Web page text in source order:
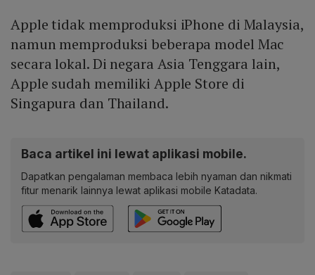
Apple tidak memproduksi iPhone di Malaysia,
namun memproduksi beberapa model Mac
secara lokal. Di negara Asia Tenggara lain,
Apple sudah memiliki Apple Store di
Singapura dan Thailand.
Baca artikel ini lewat aplikasi mobile.
Dapatkan pengalaman membaca lebih nyaman dan nikmati
fitur menarik lainnya lewat aplikasi mobile Katadata.